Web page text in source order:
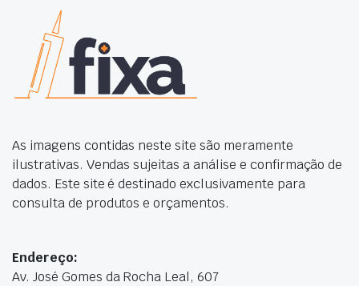
As imagens contidas neste site são meramente
ilustrativas. Vendas sujeitas a análise e confirmação de
dados. Este site é destinado exclusivamente para
consulta de produtos e orçamentos.
Endereço:
Av. José Gomes da Rocha Leal, 607